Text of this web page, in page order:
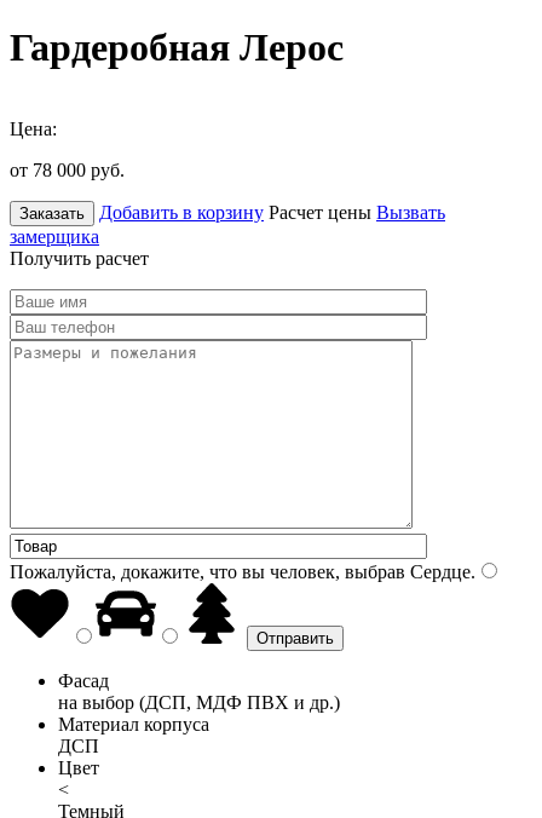
Гардеробная Лерос
Цена:
от 78 000 руб.
Заказать Добавить в корзину Расчет цены Вызвать
замерщика
Получить расчет
Пожалуйста, докажите, что вы человек, выбрав Сердце.
Фасад
на выбор (ДСП, МДФ ПВХ и др.)
Материал корпуса
ДСП
Цвет
<
Темный